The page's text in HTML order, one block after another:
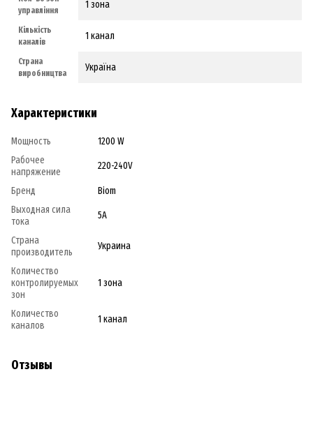
управління
1 зона
Кількість
каналів
1 канал
Страна
виробництва
Україна
Характеристики
Мощность
1200 W
Рабочее
напряжение
220-240V
Бренд
Biom
Выходная сила
тока
5A
Страна
производитель
Украина
Количество
контролируемых
зон
1 зона
Количество
каналов
1 канал
Отзывы